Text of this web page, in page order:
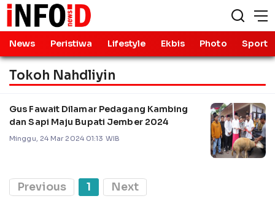
News Peristiwa Lifestyle Ekbis Photo Sport
Tokoh Nahdliyin
Gus Fawait Dilamar Pedagang Kambing
dan Sapi Maju Bupati Jember 2024
Minggu, 24 Mar 2024 01:13 WIB
Previous 1 Next